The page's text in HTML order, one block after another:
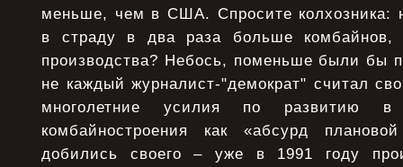
меньше, чем в США. Спросите колхозника:
в страду в два раза больше комбайнов,
производства? Небось, поменьше были бы
не каждый журналист-"демократ" считал
многолетние усилия по развитию в
комбайностроения как «абсурд
добились своего – уже в 1991 году